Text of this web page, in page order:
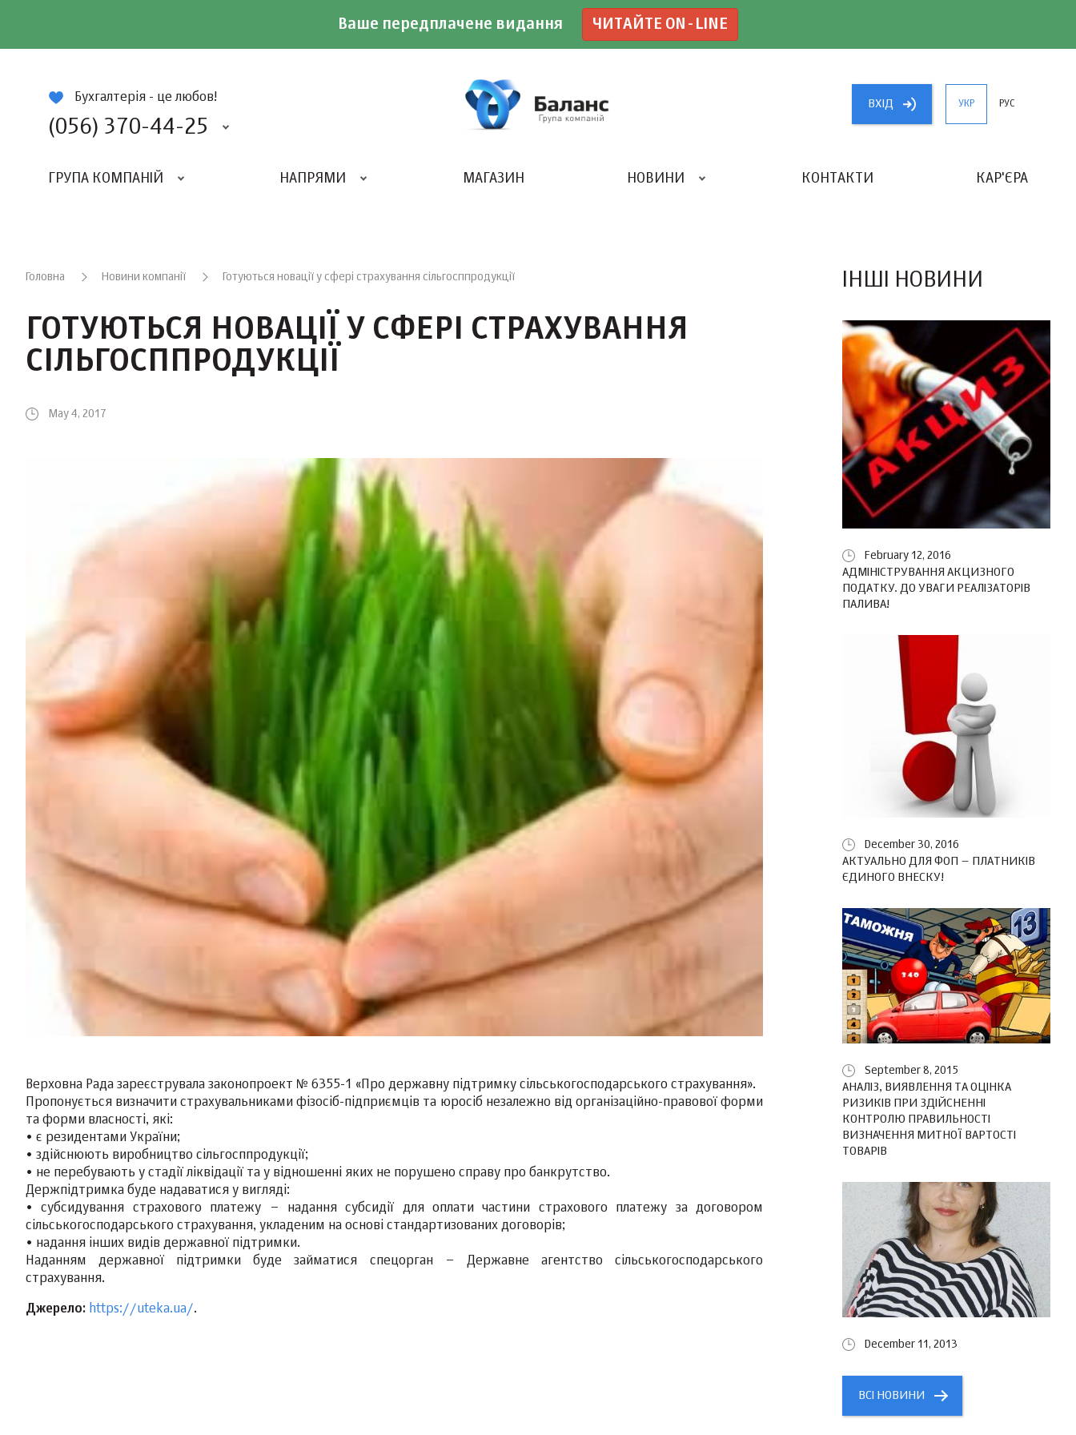
Ваше передплачене видання ЧИТАЙТЕ ON-LINE
Бухгалтерія - це любов!
(056) 370-44-25
ВХIД УКР РУС
ГРУПА КОМПАНІЙ НАПРЯМИ МАГАЗИН НОВИНИ КОНТАКТИ КАР'ЄРА
Головна Новини компанії Готуються новації у сфері страхування сільгосппродукції
ГОТУЮТЬСЯ НОВАЦІЇ У СФЕРІ СТРАХУВАННЯ
СІЛЬГОСППРОДУКЦІЇ
May 4, 2017
Верховна Рада зареєструвала законопроект № 6355-1 «Про державну підтримку сільськогосподарського страхування».
Пропонується визначити страхувальниками фізосіб-підприємців та юросіб незалежно від організаційно-правової форми
та форми власності, які:
• є резидентами України;
• здійснюють виробництво сільгосппродукції;
• не перебувають у стадії ліквідації та у відношенні яких не порушено справу про банкрутство.
Держпідтримка буде надаватися у вигляді:
• субсидування страхового платежу – надання субсидії для оплати частини страхового платежу за договором
сільськогосподарського страхування, укладеним на основі стандартизованих договорів;
• надання інших видів державної підтримки.
Наданням державної підтримки буде займатися спецорган – Державне агентство сільськогосподарського
страхування.
Джерело: https://uteka.ua/.
ІНШІ НОВИНИ
February 12, 2016
АДМІНІСТРУВАННЯ АКЦИЗНОГО
ПОДАТКУ. ДО УВАГИ РЕАЛІЗАТОРІВ
ПАЛИВА!
December 30, 2016
АКТУАЛЬНО ДЛЯ ФОП – ПЛАТНИКІВ
ЄДИНОГО ВНЕСКУ!
September 8, 2015
АНАЛІЗ, ВИЯВЛЕННЯ ТА ОЦІНКА
РИЗИКІВ ПРИ ЗДІЙСНЕННІ
КОНТРОЛЮ ПРАВИЛЬНОСТІ
ВИЗНАЧЕННЯ МИТНОЇ ВАРТОСТІ
ТОВАРІВ
December 11, 2013
ВСІ НОВИНИ